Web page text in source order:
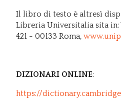
Il libro di testo è altresì
Libreria Universitalia sita in:
421 - 00133 Roma,
DIZIONARI ONLINE:
https://